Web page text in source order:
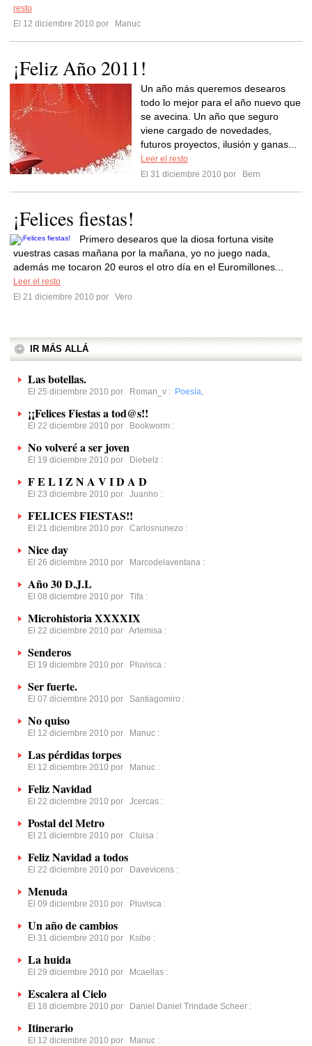
resto
El 12 diciembre 2010 por
Manuc
¡Feliz Año 2011!
Un año más queremos desearos
todo lo mejor para el año nuevo que
se avecina. Un año que seguro
viene cargado de novedades,
futuros proyectos, ilusión y ganas...
Leer el resto
El 31 diciembre 2010 por
Bern
¡Felices fiestas!
Primero desearos que la diosa fortuna visite
vuestras casas mañana por la mañana, yo no juego nada,
además me tocaron 20 euros el otro día en el Euromillones...
Leer el resto
El 21 diciembre 2010 por
Vero
IR MÁS ALLÁ
Las botellas.
El 25 diciembre 2010 por Roman_v : Poesía,
¡¡Felices Fiestas a tod@s!!
El 22 diciembre 2010 por Bookworm :
No volveré a ser joven
El 19 diciembre 2010 por Diebelz :
F E L I Z N A V I D A D
El 23 diciembre 2010 por Juanho :
FELICES FIESTAS!!
El 21 diciembre 2010 por Carlosnunezo :
Nice day
El 26 diciembre 2010 por Marcodelaventana :
Año 30 D.J.L
El 08 diciembre 2010 por Tifa :
Microhistoria XXXXIX
El 22 diciembre 2010 por Artemisa :
Senderos
El 19 diciembre 2010 por Pluvisca :
Ser fuerte.
El 07 diciembre 2010 por Santiagomiro :
No quiso
El 12 diciembre 2010 por Manuc :
Las pérdidas torpes
El 12 diciembre 2010 por Manuc :
Feliz Navidad
El 22 diciembre 2010 por Jcercas :
Postal del Metro
El 21 diciembre 2010 por Cluisa :
Feliz Navidad a todos
El 22 diciembre 2010 por Davevicens :
Menuda
El 09 diciembre 2010 por Pluvisca :
Un año de cambios
El 31 diciembre 2010 por Ksibe :
La huida
El 29 diciembre 2010 por Mcaellas :
Escalera al Cielo
El 18 diciembre 2010 por Daniel Daniel Trindade Scheer :
Itinerario
El 12 diciembre 2010 por Manuc :